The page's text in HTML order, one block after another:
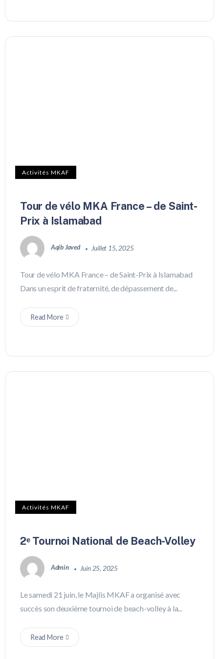
Activités MKAF
Tour de vélo MKA France – de Saint-
Prix à Islamabad
Aqib Javed Juillet 15, 2025
Tour de vélo MKA France – de Saint-Prix à Islamabad
Dans un esprit de fraternité, de dépassement de...
Read More
Activités MKAF
2ᵉ Tournoi National de Beach-Volley
Admin Juin 25, 2025
Le samedi 21 juin, le Majlis MKAF a organisé avec
succès son deuxième tournoi de beach-volley à la...
Read More